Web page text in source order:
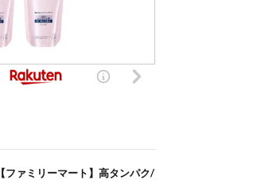
【ファミリーマート】高タンパク/